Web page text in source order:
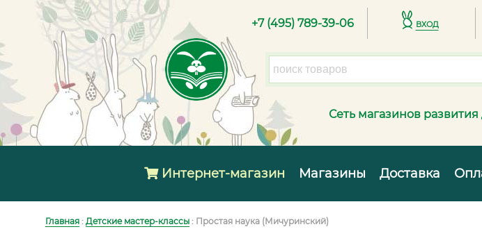
+7 (495) 789-39-06 вход
Сеть магазинов
Интернет-магазин Магазины Доставка
Главная : Детские мастер-классы : Простая наука (Мичуринский)